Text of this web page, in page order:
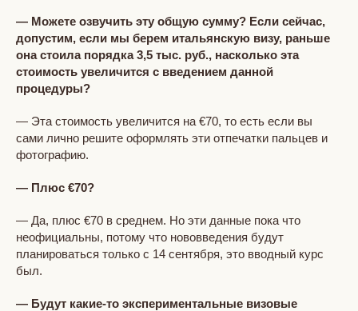
— Можете озвучить эту общую сумму? Если сейчас,
допустим, если мы берем итальянскую визу, раньше
она стоила порядка 3,5 тыс. руб., насколько эта
стоимость увеличится с введением данной
процедуры?
— Эта стоимость увеличится на €70, то есть если вы
сами лично решите оформлять эти отпечатки пальцев и
фотографию.
— Плюс €70?
— Да, плюс €70 в среднем. Но эти данные пока что
неофициальны, потому что нововведения будут
планироваться только с 14 сентября, это вводный курс
был.
— Будут какие-то экспериментальные визовые